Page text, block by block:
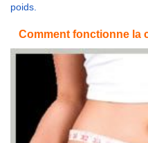
poids.
Comment fonctionne la